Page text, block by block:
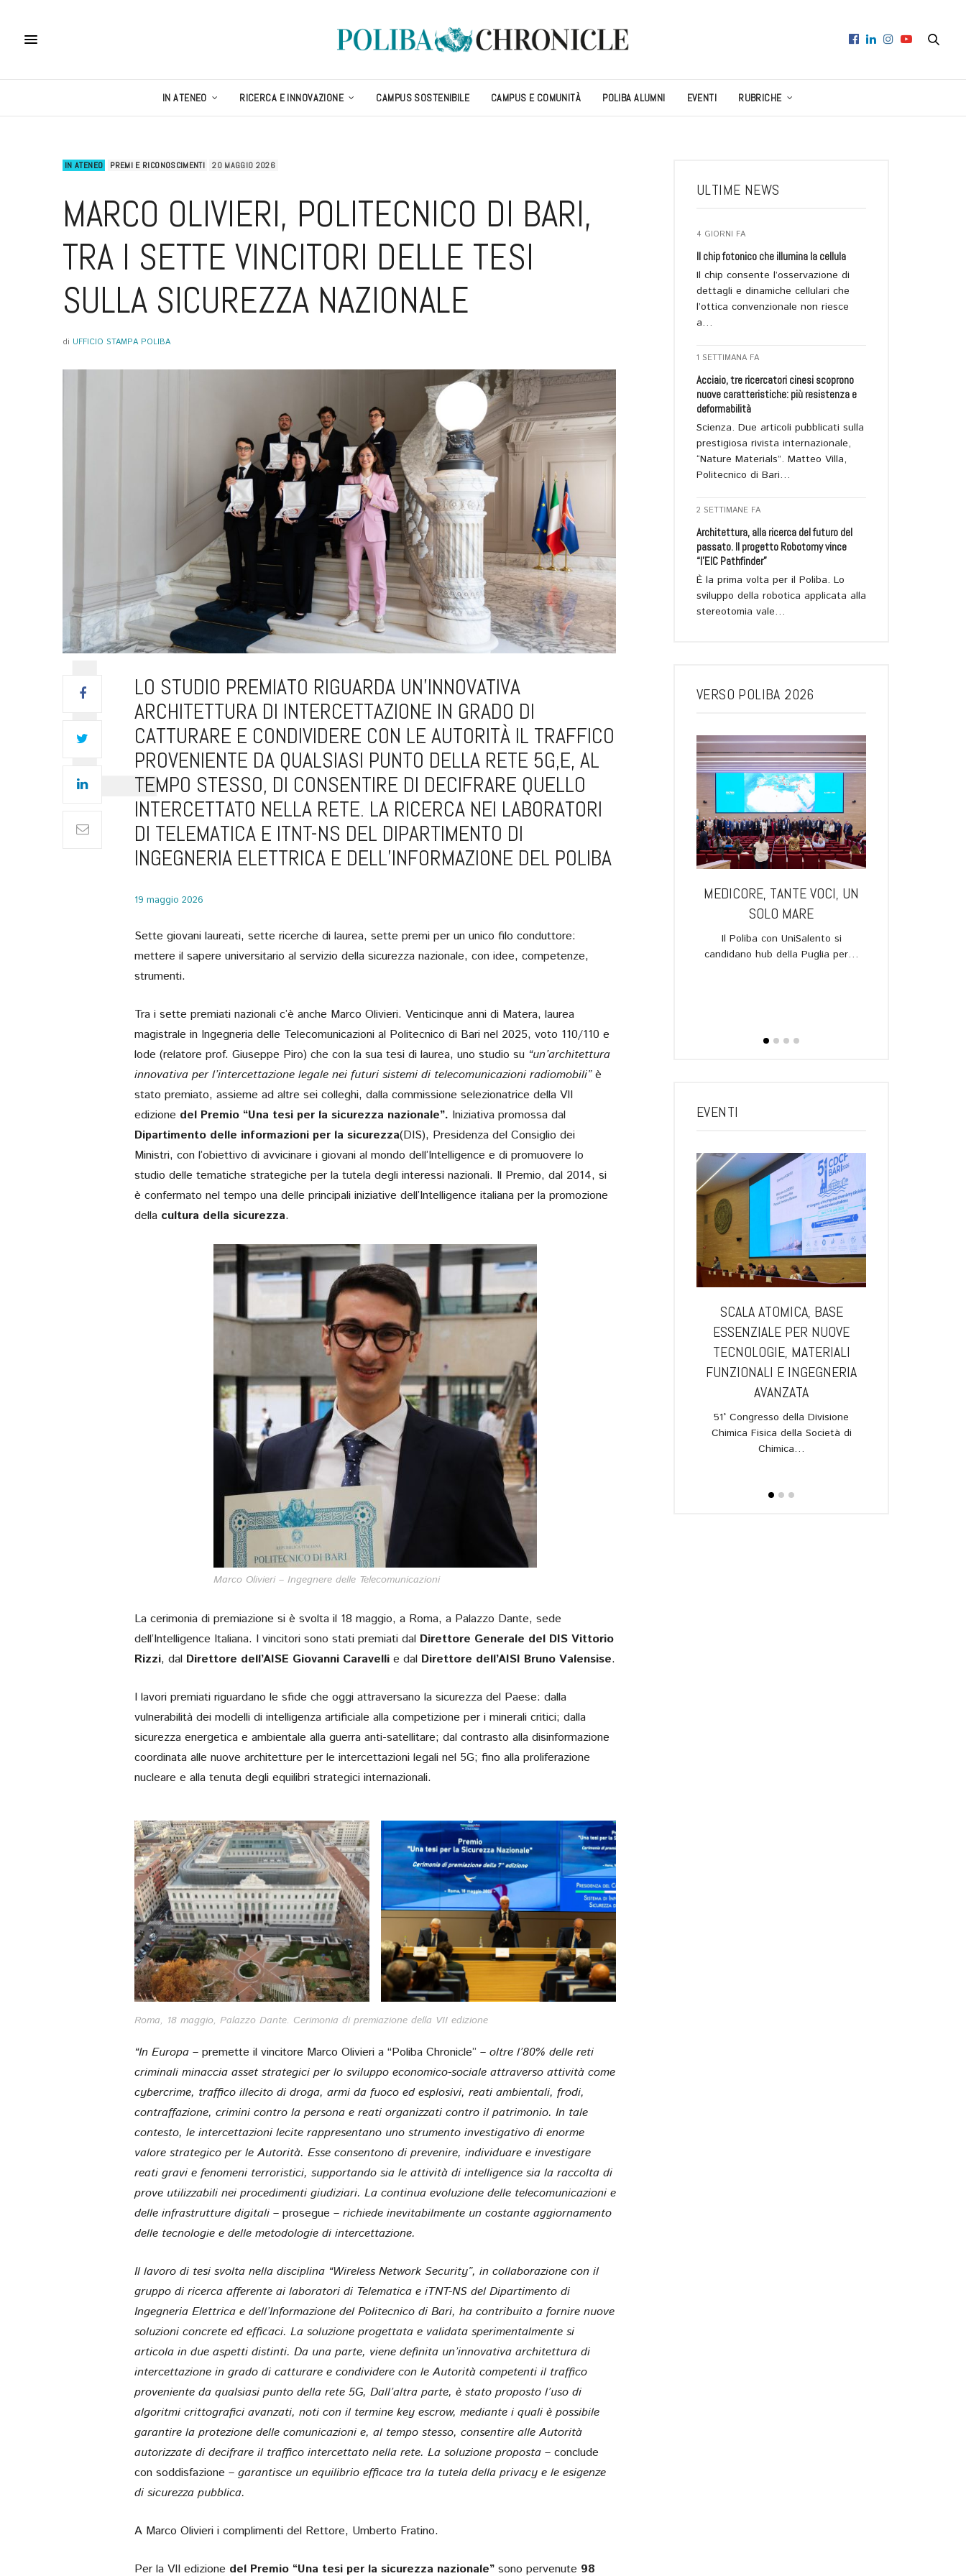
IN ATENEO RICERCA E INNOVAZIONE CAMPUS SOSTENIBILE CAMPUS E COMUNITÀ POLIBA ALUMNI EVENTI RUBRICHE
IN ATENEO PREMI E RICONOSCIMENTI 20 MAGGIO 2026
MARCO OLIVIERI, POLITECNICO DI BARI,
TRA I SETTE VINCITORI DELLE TESI
SULLA SICUREZZA NAZIONALE
di UFFICIO STAMPA POLIBA
LO STUDIO PREMIATO RIGUARDA UN’INNOVATIVA
ARCHITETTURA DI INTERCETTAZIONE IN GRADO DI
CATTURARE E CONDIVIDERE CON LE AUTORITÀ IL TRAFFICO
PROVENIENTE DA QUALSIASI PUNTO DELLA RETE 5G,E, AL
TEMPO STESSO, DI CONSENTIRE DI DECIFRARE QUELLO
INTERCETTATO NELLA RETE. LA RICERCA NEI LABORATORI
DI TELEMATICA E ITNT-NS DEL DIPARTIMENTO DI
INGEGNERIA ELETTRICA E DELL’INFORMAZIONE DEL POLIBA
19 maggio 2026
Sette giovani laureati, sette ricerche di laurea, sette premi per un unico filo conduttore:
mettere il sapere universitario al servizio della sicurezza nazionale, con idee, competenze,
strumenti.
Tra i sette premiati nazionali c’è anche Marco Olivieri. Venticinque anni di Matera, laurea
magistrale in Ingegneria delle Telecomunicazioni al Politecnico di Bari nel 2025, voto 110/110 e
lode (relatore prof. Giuseppe Piro) che con la sua tesi di laurea, uno studio su “un’architettura
innovativa per l’intercettazione legale nei futuri sistemi di telecomunicazioni radiomobili”è
stato premiato, assieme ad altre sei colleghi, dalla commissione selezionatrice della VII
edizione del Premio “Una tesi per la sicurezza nazionale”. Iniziativa promossa dal
Dipartimento delle informazioni per la sicurezza(DIS), Presidenza del Consiglio dei
Ministri, con l’obiettivo di avvicinare i giovani al mondo dell’Intelligence e di promuovere lo
studio delle tematiche strategiche per la tutela degli interessi nazionali. Il Premio, dal 2014, si
è confermato nel tempo una delle principali iniziative dell’Intelligence italiana per la promozione
della cultura della sicurezza.
Marco Olivieri – Ingegnere delle Telecomunicazioni
La cerimonia di premiazione si è svolta il 18 maggio, a Roma, a Palazzo Dante, sede
dell’Intelligence Italiana. I vincitori sono stati premiati dal Direttore Generale del DIS Vittorio
Rizzi, dal Direttore dell’AISE Giovanni Caravelli e dal Direttore dell’AISI Bruno Valensise.
I lavori premiati riguardano le sfide che oggi attraversano la sicurezza del Paese: dalla
vulnerabilità dei modelli di intelligenza artificiale alla competizione per i minerali critici; dalla
sicurezza energetica e ambientale alla guerra anti-satellitare; dal contrasto alla disinformazione
coordinata alle nuove architetture per le intercettazioni legali nel 5G; fino alla proliferazione
nucleare e alla tenuta degli equilibri strategici internazionali.
Roma, 18 maggio, Palazzo Dante. Cerimonia di premiazione della VII edizione
“In Europa – premette il vincitore Marco Olivieri a “Poliba Chronicle” – oltre l’80% delle reti
criminali minaccia asset strategici per lo sviluppo economico-sociale attraverso attività come
cybercrime, traffico illecito di droga, armi da fuoco ed esplosivi, reati ambientali, frodi,
contraffazione, crimini contro la persona e reati organizzati contro il patrimonio. In tale
contesto, le intercettazioni lecite rappresentano uno strumento investigativo di enorme
valore strategico per le Autorità. Esse consentono di prevenire, individuare e investigare
reati gravi e fenomeni terroristici, supportando sia le attività di intelligence sia la raccolta di
prove utilizzabili nei procedimenti giudiziari. La continua evoluzione delle telecomunicazioni e
delle infrastrutture digitali – prosegue – richiede inevitabilmente un costante aggiornamento
delle tecnologie e delle metodologie di intercettazione.
Il lavoro di tesi svolta nella disciplina “Wireless Network Security”, in collaborazione con il
gruppo di ricerca afferente ai laboratori di Telematica e iTNT-NS del Dipartimento di
Ingegneria Elettrica e dell’Informazione del Politecnico di Bari, ha contribuito a fornire nuove
soluzioni concrete ed efficaci. La soluzione progettata e validata sperimentalmente si
articola in due aspetti distinti. Da una parte, viene definita un’innovativa architettura di
intercettazione in grado di catturare e condividere con le Autorità competenti il traffico
proveniente da qualsiasi punto della rete 5G, Dall’altra parte, è stato proposto l’uso di
algoritmi crittografici avanzati, noti con il termine key escrow, mediante i quali è possibile
garantire la protezione delle comunicazioni e, al tempo stesso, consentire alle Autorità
autorizzate di decifrare il traffico intercettato nella rete. La soluzione proposta – conclude
con soddisfazione – garantisce un equilibrio efficace tra la tutela della privacy e le esigenze
di sicurezza pubblica.
A Marco Olivieri i complimenti del Rettore, Umberto Fratino.
Per la VII edizione del Premio “Una tesi per la sicurezza nazionale” sono pervenute 98
ULTIME NEWS
4 GIORNI FA
Il chip fotonico che illumina la cellula
Il chip consente l’osservazione di
dettagli e dinamiche cellulari che
l’ottica convenzionale non riesce
a…
1 SETTIMANA FA
Acciaio, tre ricercatori cinesi scoprono
nuove caratteristiche: più resistenza e
deformabilità
Scienza. Due articoli pubblicati sulla
prestigiosa rivista internazionale,
“Nature Materials”. Matteo Villa,
Politecnico di Bari…
2 SETTIMANE FA
Architettura, alla ricerca del futuro del
passato. Il progetto Robotomy vince
“l’EIC Pathfinder”
È la prima volta per il Poliba. Lo
sviluppo della robotica applicata alla
stereotomia vale…
VERSO POLIBA 2026
MEZZOGIORNO DIALOGO TRA
IL SINDACO, MANFREDI E IL
novembre, diretta social Poliba 17…
MEDICORE, TANTE VOCI, UN
SOLO MARE
Il Poliba con UniSalento si
candidano hub della Puglia per…
EVENTI
PRESENTAZIONE DEL NUOVO
MICROSCOPIO INFRAROSSO
LASER A CASCATA QUANTICA,
Workshop. E’ stato installato nel
laboratorio PolySense, Dipartimento
SCALA ATOMICA, BASE
ESSENZIALE PER NUOVE
TECNOLOGIE, MATERIALI
FUNZIONALI E INGEGNERIA
AVANZATA
51° Congresso della Divisione
Chimica Fisica della Società di
Chimica…